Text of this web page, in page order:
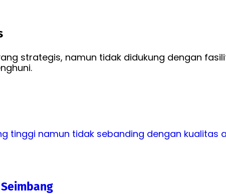
strategis, namun tidak didukung dengan
tinggi namun tidak sebanding dengan kualitas